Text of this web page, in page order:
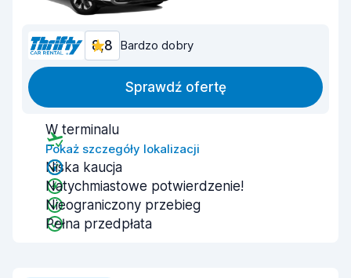
8,8 Bardzo dobry
Sprawdź ofertę
W terminalu
Pokaż szczegóły lokalizacji
Niska kaucja
Natychmiastowe potwierdzenie!
Nieograniczony przebieg
Pełna przedpłata